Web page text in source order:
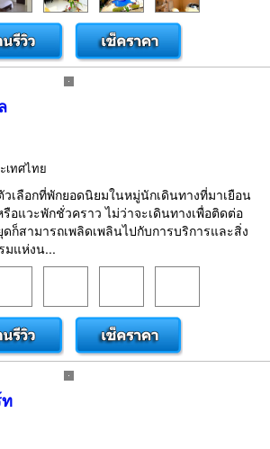
เทศไทย
วเลือกที่พักยอดนิยมในหมู่นักเดินทางที่มาเยือน
รือแวะพักชั่วคราว ไม่ว่าจะเดินทางเพื่อติดต่อ
ก็สามารถเพลิดเพลินไปกับการบริการและสิ่ง
มแห่งน...